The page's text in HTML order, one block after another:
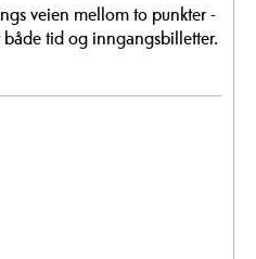
veien mellom to punkter -
tid og inngangsbilletter.